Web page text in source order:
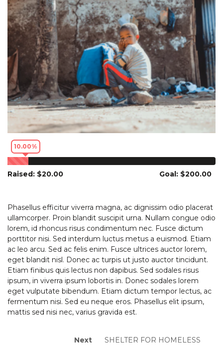
10.00%
Raised: $20.00 Goal: $200.00
Phasellus efficitur viverra magna, ac dignissim odio placerat
ullamcorper. Proin blandit suscipit urna. Nullam congue odio
lorem, id rhoncus risus condimentum nec. Fusce dictum
porttitor nisi. Sed interdum luctus metus a euismod. Etiam
ac leo arcu. Sed ac felis enim. Fusce ultrices auctor lorem,
eget blandit nisl. Donec ac turpis ut justo auctor tincidunt.
Etiam finibus quis lectus non dapibus. Sed sodales risus
ipsum, in viverra ipsum lobortis in. Donec sodales lorem
eget vulputate bibendum. Etiam dictum tempor lectus, ac
fermentum nisi. Sed eu neque eros. Phasellus elit ipsum,
mattis sed nisi nec, varius gravida est.
Next
Next
SHELTER FOR HOMELESS